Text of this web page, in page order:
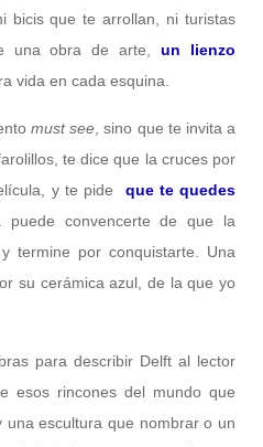
bicis que te arrollan, ni turistas
una obra de arte,un lienzo
vida en cada esquina.
must see, sino que te invita a
te dice que la cruces por
y te pide que te quedes
puede convencerte de que la
termine por conquistarte. Una
su cerámica azul, de la que yo
para describir Delft al lector
esos rincones del mundo que
una escultura que nombrar o un